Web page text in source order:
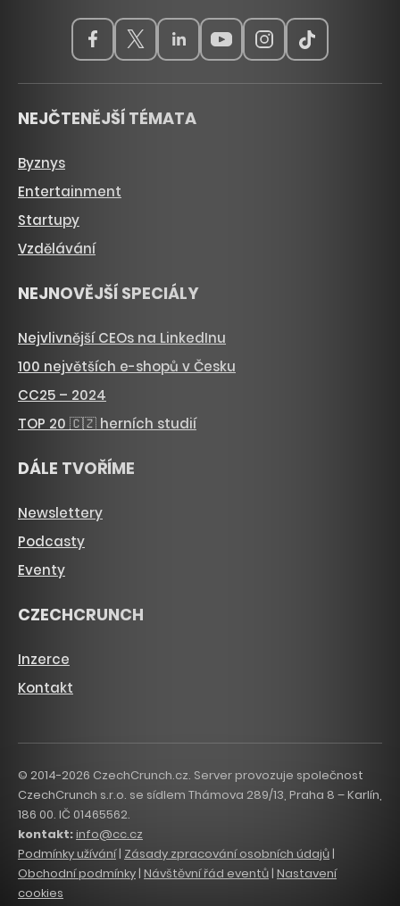
NEJČTENĚJŠÍ TÉMATA
Byznys
Entertainment
Startupy
Vzdělávání
NEJNOVĚJŠÍ SPECIÁLY
Nejvlivnější CEOs na LinkedInu
100 největších e-shopů v Česku
CC25 – 2024
TOP 20 🇨🇿 herních studií
DÁLE TVOŘÍME
Newslettery
Podcasty
Eventy
CZECHCRUNCH
Inzerce
Kontakt
© 2014-2026 CzechCrunch.cz. Server provozuje společnost
CzechCrunch s.r.o. se sídlem Thámova 289/13, Praha 8 – Karlín,
186 00. IČ 01465562.
kontakt:info@cc.cz
Podmínky užívání| Zásady zpracování osobních údajů|
Obchodní podmínky| Návštěvní řád eventů | Nastavení
cookies